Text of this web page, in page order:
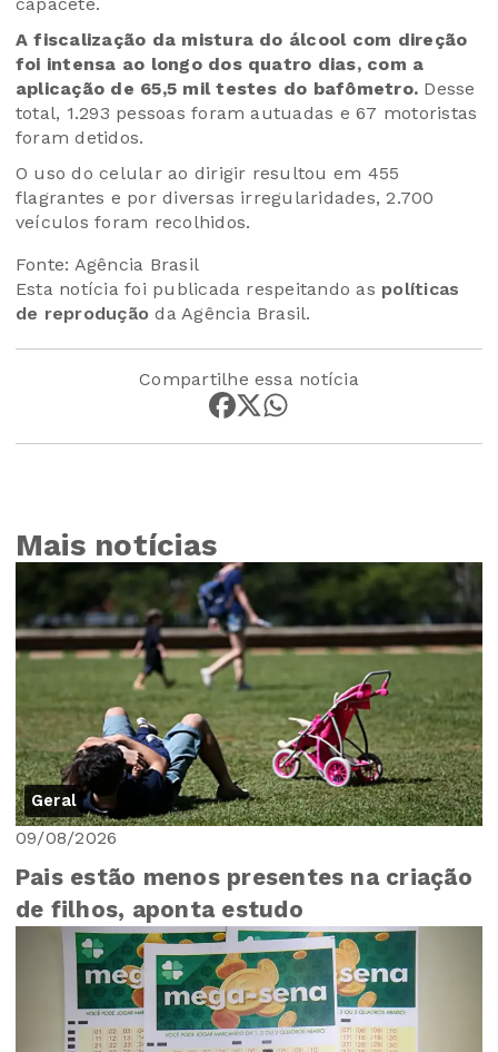
capacete.
A fiscalização da mistura do álcool com direção
foi intensa ao longo dos quatro dias, com a
aplicação de 65,5 mil testes do bafômetro. Desse
total, 1.293 pessoas foram autuadas e 67 motoristas
foram detidos.
O uso do celular ao dirigir resultou em 455
flagrantes e por diversas irregularidades, 2.700
veículos foram recolhidos.
Fonte: Agência Brasil
Esta notícia foi publicada respeitando as políticas
de reprodução da Agência Brasil.
Compartilhe essa notícia
Mais notícias
Geral
09/08/2026
Pais estão menos presentes na criação
de filhos, aponta estudo